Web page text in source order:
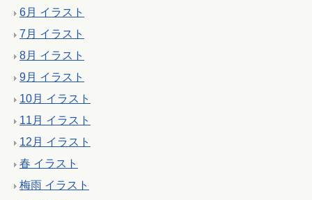
6月 イラスト
7月 イラスト
8月 イラスト
9月 イラスト
10月 イラスト
11月 イラスト
12月 イラスト
春 イラスト
梅雨 イラスト